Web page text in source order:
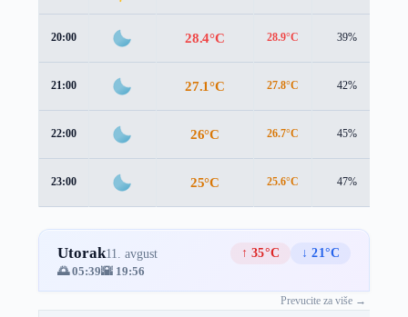
20:00 28.4°C 28.9°C 39%
21:00 27.1°C 27.8°C 42%
22:00 26°C 26.7°C 45%
23:00 25°C 25.6°C 47%
Utorak11. avgust ↑ 35°C
↓ 21°C
🌅 05:39🌇 19:56
Prevucite za više →